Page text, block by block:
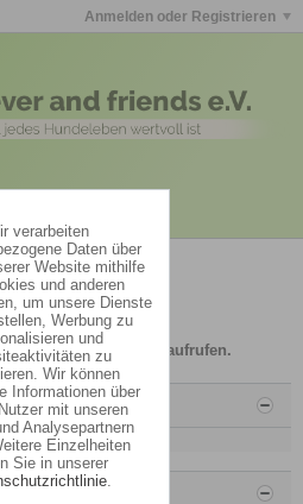
Anmelden oder Registrieren
diese Seite nicht aufrufen.
verarbeiten
Daten über
Website mithilfe
und anderen
um unsere Dienste
Werbung zu
und
zu
Wir können
Informationen über
mit unseren
Analysepartnern
Einzelheiten
Sie in unserer
.